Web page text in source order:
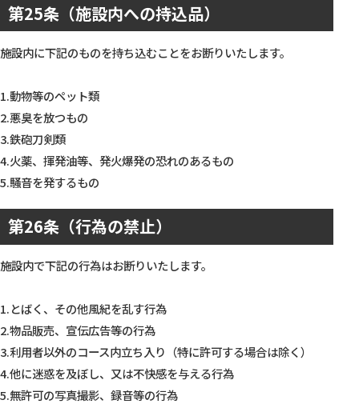
第25条（施設内への持込品）
施設内に下記のものを持ち込むことをお断りいたします。
1.動物等のペット類
2.悪臭を放つもの
3.鉄砲刀剣類
4.火薬、揮発油等、発火爆発の恐れのあるもの
5.騒音を発するもの
第26条（行為の禁止）
施設内で下記の行為はお断りいたします。
1.とばく、その他風紀を乱す行為
2.物品販売、宣伝広告等の行為
3.利用者以外のコース内立ち入り（特に許可する場合は除く）
4.他に迷惑を及ぼし、又は不快感を与える行為
5.無許可の写真撮影、録音等の行為